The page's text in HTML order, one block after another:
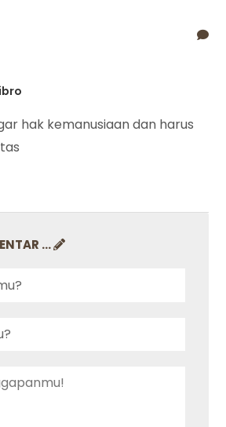
hak kemanusiaan dan harus
...